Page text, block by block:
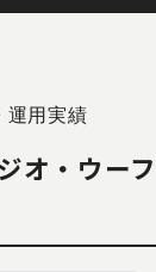
運用実績
オ・ウー